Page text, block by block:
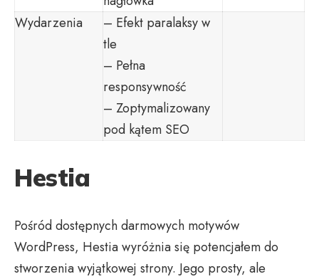
Wydarzenia
– Efekt paralaksy w
tle
– Pełna
responsywność
– Zoptymalizowany
pod kątem SEO
Hestia
Pośród dostępnych darmowych motywów
WordPress, Hestia wyróżnia się potencjałem do
stworzenia wyjątkowej strony. Jego prosty, ale